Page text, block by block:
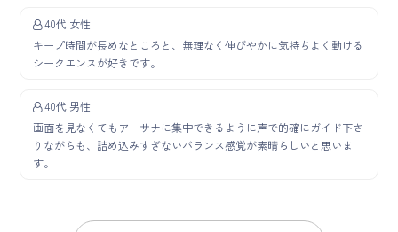
40代 女性
キープ時間が長めなところと、無理なく伸びやかに気持ちよく動ける
シークエンスが好きです。
40代 男性
画面を見なくてもアーサナに集中できるように声で的確にガイド下さ
りながらも、詰め込みすぎないバランス感覚が素晴らしいと思いま
す。